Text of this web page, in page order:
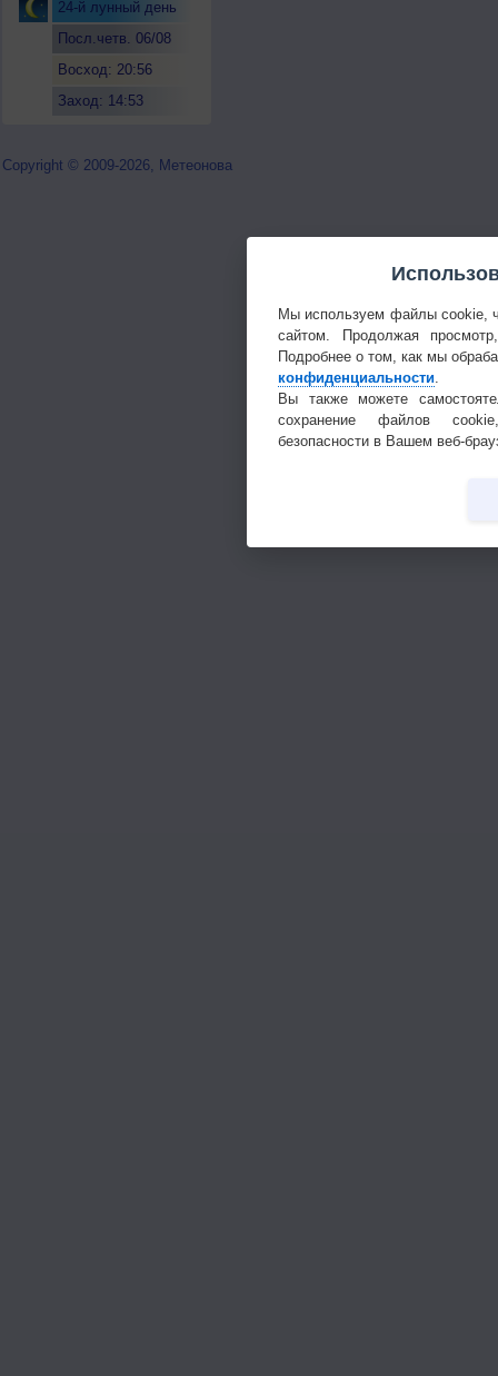
24-й лунный день
Посл.четв. 06/08
Восход: 20:56
Заход: 14:53
Copyright © 2009-2026, Метеонова
Мы используем файлы cookie,
сайтом. Продолжая
Подробнее о том, как мы
конфиденциальности
Вы также можете
сохранение файлов
безопасности в Вашем веб-